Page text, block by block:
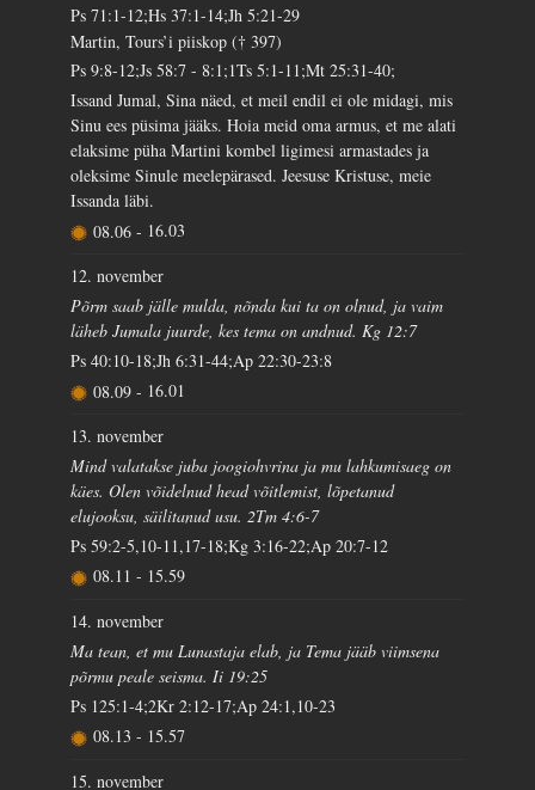
Ps 71:1-12;Hs 37:1-14;Jh 5:21-29
Martin, Tours’i piiskop († 397)
Ps 9:8-12;Js 58:7 - 8:1;1Ts 5:1-11;Mt 25:31-40;
Issand Jumal, Sina näed, et meil endil ei ole midagi, mis
Sinu ees püsima jääks. Hoia meid oma armus, et me alati
elaksime püha Martini kombel ligimesi armastades ja
oleksime Sinule meelepärased. Jeesuse Kristuse, meie
Issanda läbi.
08.06 - 16.03
12. november
Põrm saab jälle mulda, nõnda kui ta on olnud, ja vaim
läheb Jumala juurde, kes tema on andnud. Kg 12:7
Ps 40:10-18;Jh 6:31-44;Ap 22:30-23:8
08.09 - 16.01
13. november
Mind valatakse juba joogiohvrina ja mu lahkumisaeg on
käes. Olen võidelnud head võitlemist, lõpetanud
elujooksu, säilitanud usu. 2Tm 4:6-7
Ps 59:2-5,10-11,17-18;Kg 3:16-22;Ap 20:7-12
08.11 - 15.59
14. november
Ma tean, et mu Lunastaja elab, ja Tema jääb viimsena
põrmu peale seisma. Ii 19:25
Ps 125:1-4;2Kr 2:12-17;Ap 24:1,10-23
08.13 - 15.57
15. november